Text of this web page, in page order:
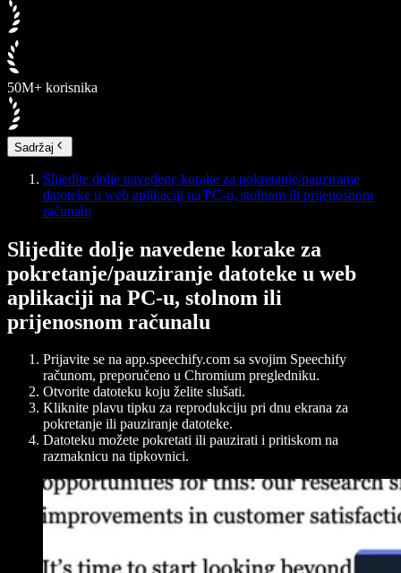
50M+ korisnika
Sadržaj
Slijedite dolje navedene korake za pokretanje/pauziranje
datoteke u web aplikaciji na PC-u, stolnom ili prijenosnom
računalu
Slijedite dolje navedene korake za
pokretanje/pauziranje datoteke u web
aplikaciji na PC-u, stolnom ili
prijenosnom računalu
Prijavite se na app.speechify.com sa svojim Speechify
računom, preporučeno u Chromium pregledniku.
Otvorite datoteku koju želite slušati.
Kliknite plavu tipku za reprodukciju pri dnu ekrana za
pokretanje ili pauziranje datoteke.
Datoteku možete pokretati ili pauzirati i pritiskom na
razmaknicu na tipkovnici.